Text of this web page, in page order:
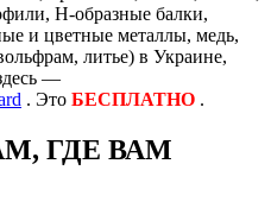
H-образные балки,
и цветные металлы, медь,
литье) в Украине,
—
. Это БЕСПЛАТНО .
ГДЕ ВАМ